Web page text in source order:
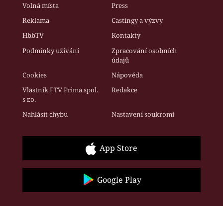
Volná místa
Press
Reklama
Castingy a výzvy
HbbTV
Kontakty
Podmínky užívání
Zpracování osobních
údajů
Cookies
Nápověda
Vlastník FTV Prima spol.
s r.o.
Redakce
Nahlásit chybu Nastavení soukromí
App Store
Google Play